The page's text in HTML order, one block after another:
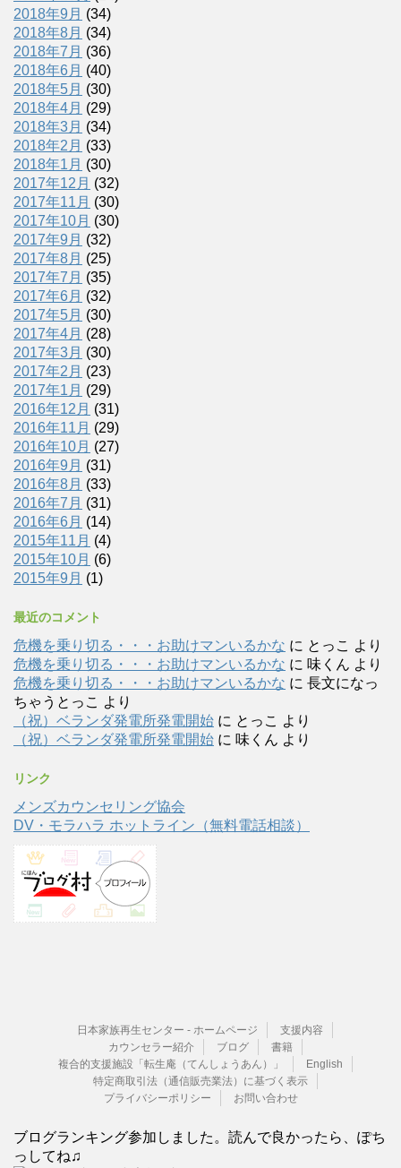
2018年9月 (34)
2018年8月 (34)
2018年7月 (36)
2018年6月 (40)
2018年5月 (30)
2018年4月 (29)
2018年3月 (34)
2018年2月 (33)
2018年1月 (30)
2017年12月 (32)
2017年11月 (30)
2017年10月 (30)
2017年9月 (32)
2017年8月 (25)
2017年7月 (35)
2017年6月 (32)
2017年5月 (30)
2017年4月 (28)
2017年3月 (30)
2017年2月 (23)
2017年1月 (29)
2016年12月 (31)
2016年11月 (29)
2016年10月 (27)
2016年9月 (31)
2016年8月 (33)
2016年7月 (31)
2016年6月 (14)
2015年11月 (4)
2015年10月 (6)
2015年9月 (1)
最近のコメント
危機を乗り切る・・・お助けマンいるかな に とっこ より
危機を乗り切る・・・お助けマンいるかな に 味くん より
危機を乗り切る・・・お助けマンいるかな に 長文になっ
ちゃうとっこ より
（祝）ベランダ発電所発電開始 に とっこ より
（祝）ベランダ発電所発電開始 に 味くん より
リンク
メンズカウンセリング協会
DV・モラハラ ホットライン（無料電話相談）
日本家族再生センター - ホームページ
支援内容
カウンセラー紹介
ブログ
書籍
複合的支援施設「転生庵（てんしょうあん）」
English
特定商取引法（通信販売業法）に基づく表示
プライバシーポリシー
お問い合わせ
ブログランキング参加しました。読んで良かったら、ぽち
っしてね♫